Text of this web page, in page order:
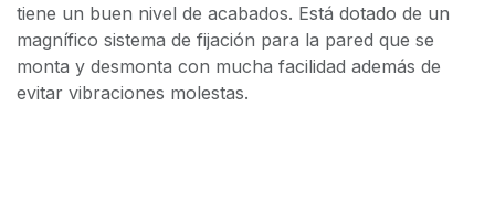
tiene un buen nivel de acabados. Está dotado de un
magnífico sistema de fijación para la pared que se
monta y desmonta con mucha facilidad además de
evitar vibraciones molestas.